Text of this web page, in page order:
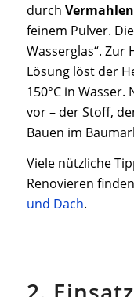
durch Vermahlen
feinem Pulver.
Wasserglas“. Zur
Lösung löst der
150°C in Wasser.
vor – der Stoff,
Bauen im
Viele nützliche
Renovieren
und Dach.